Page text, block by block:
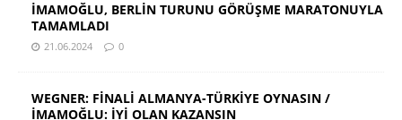
İMAMOĞLU, BERLİN TURUNU GÖRÜŞME MARATONUYLA
TAMAMLADI
21.06.2024 0
WEGNER: FİNALİ ALMANYA-TÜRKİYE OYNASIN /
İMAMOĞLU: İYİ OLAN KAZANSIN